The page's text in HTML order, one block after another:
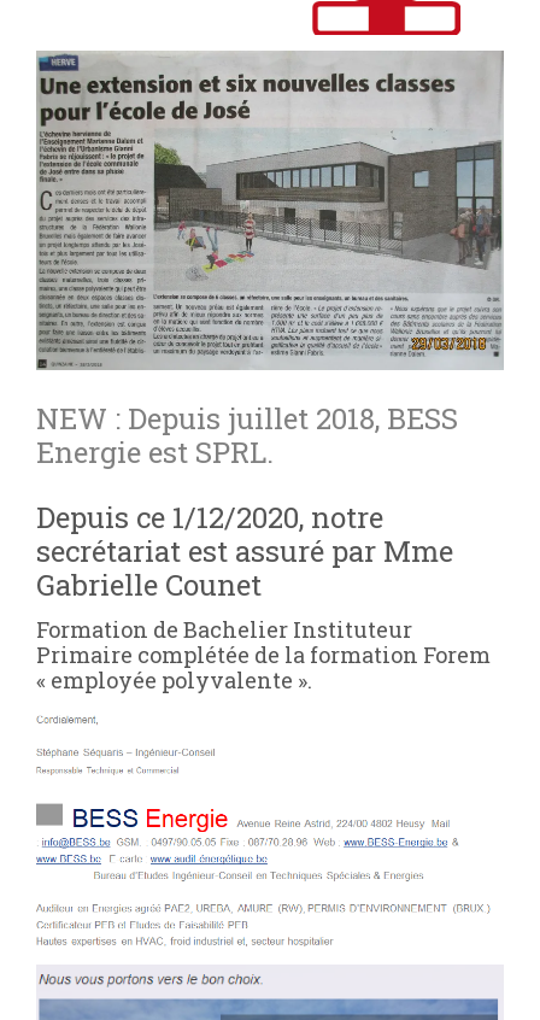
NEW : Depuis juillet 2018, BESS
Energie est SPRL.
Depuis ce 1/12/2020, notre
secrétariat est assuré par Mme
Gabrielle Counet
Formation de Bachelier Instituteur
Primaire complétée de la formation Forem
« employée polyvalente ».